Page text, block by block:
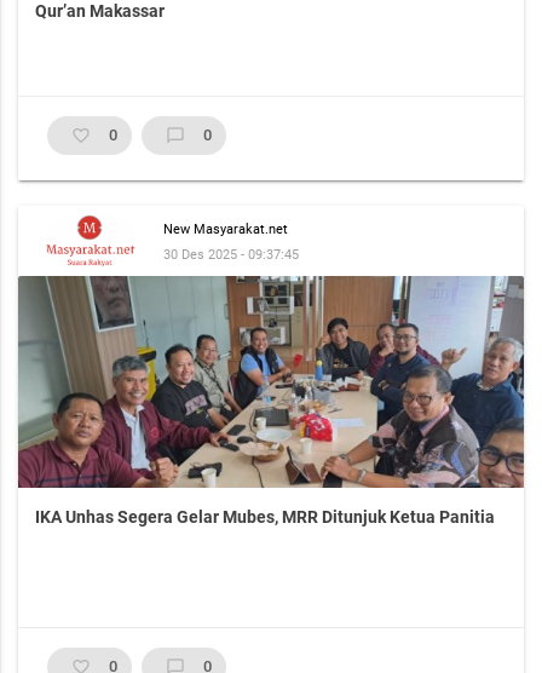
Qur’an Makassar
favorite_border 0 chat_bubble_outline 0
New Masyarakat.net
30 Des 2025 - 09:37:45
IKA Unhas Segera Gelar Mubes, MRR Ditunjuk Ketua Panitia
favorite_border 0 chat_bubble_outline 0